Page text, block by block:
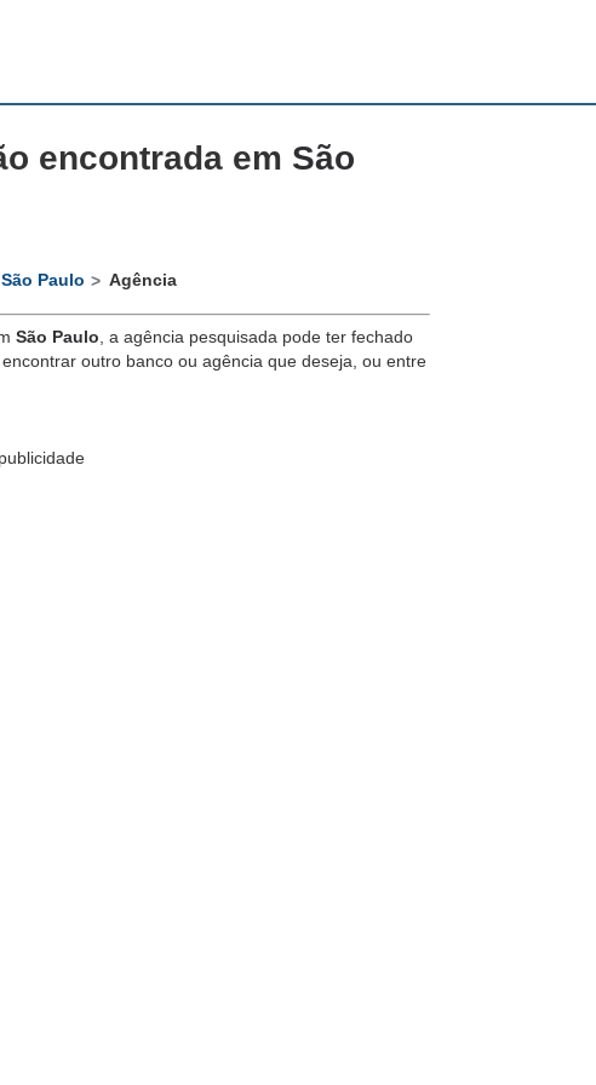
encontrada em São
São Paulo Agência
São Paulo , a agência pesquisada pode ter fechado
outro banco ou agência que deseja, ou entre